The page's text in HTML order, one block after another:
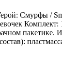
Смурфы /
Комплект:
пакетике.